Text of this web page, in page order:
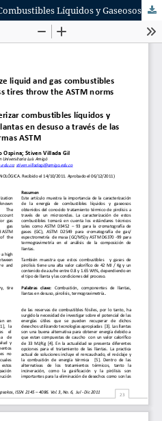
Métodos para Caracterizar Combustibles Líquidos y Gaseosos Obtenidos de Llantas en Desuso a Través de las Normas ASTM.